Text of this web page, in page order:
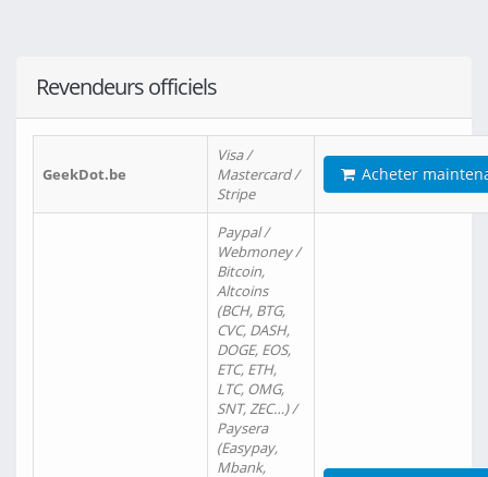
Revendeurs officiels
GeekDot.be
Visa /
Mastercard /
Stripe
Acheter
Paypal /
Webmoney /
Bitcoin,
Altcoins
(BCH, BTG,
CVC, DASH,
DOGE, EOS,
ETC, ETH,
LTC, OMG,
SNT, ZEC…) /
Paysera
(Easypay,
Mbank,